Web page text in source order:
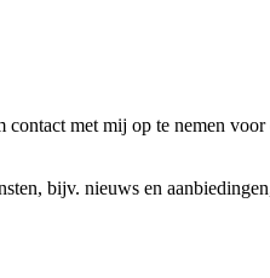
met mij op te nemen voor
bijv. nieuws en